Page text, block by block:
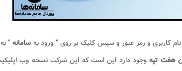
نام کاربری و رمز عبور و سپس کلیک بر روی " ورود به سامانه "
هفت تپهوجود دارد این است که این شرکت نسخه وب